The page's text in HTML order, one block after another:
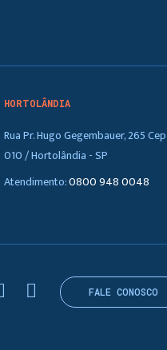
HORTOLÂNDIA
Rua Pr. Hugo Gegembauer, 265
010 / Hortolândia - SP
Atendimento:0800 948 0048
FALE CONOSCO